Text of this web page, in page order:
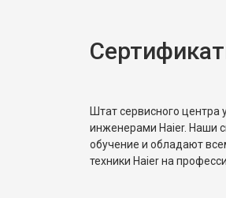
Замена реле
Штат сервисного центра
инженерами Haier. Наши
обучение и обладают
техники Haier на